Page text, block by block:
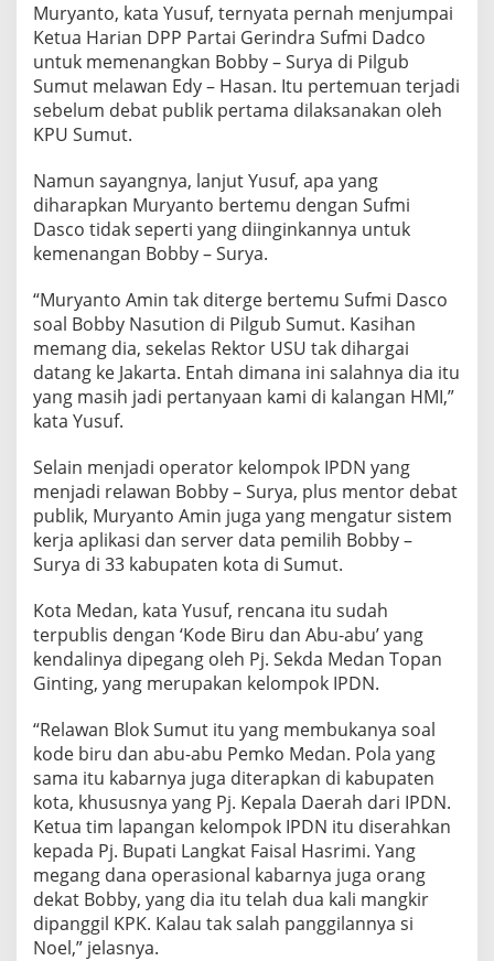
Muryanto, kata Yusuf, ternyata pernah menjumpai
Ketua Harian DPP Partai Gerindra Sufmi Dadco
untuk memenangkan Bobby – Surya di Pilgub
Sumut melawan Edy – Hasan. Itu pertemuan terjadi
sebelum debat publik pertama dilaksanakan oleh
KPU Sumut.
Namun sayangnya, lanjut Yusuf, apa yang
diharapkan Muryanto bertemu dengan Sufmi
Dasco tidak seperti yang diinginkannya untuk
kemenangan Bobby – Surya.
“Muryanto Amin tak diterge bertemu Sufmi Dasco
soal Bobby Nasution di Pilgub Sumut. Kasihan
memang dia, sekelas Rektor USU tak dihargai
datang ke Jakarta. Entah dimana ini salahnya dia itu
yang masih jadi pertanyaan kami di kalangan HMI,”
kata Yusuf.
Selain menjadi operator kelompok IPDN yang
menjadi relawan Bobby – Surya, plus mentor debat
publik, Muryanto Amin juga yang mengatur sistem
kerja aplikasi dan server data pemilih Bobby –
Surya di 33 kabupaten kota di Sumut.
Kota Medan, kata Yusuf, rencana itu sudah
terpublis dengan ‘Kode Biru dan Abu-abu’ yang
kendalinya dipegang oleh Pj. Sekda Medan Topan
Ginting, yang merupakan kelompok IPDN.
“Relawan Blok Sumut itu yang membukanya soal
kode biru dan abu-abu Pemko Medan. Pola yang
sama itu kabarnya juga diterapkan di kabupaten
kota, khususnya yang Pj. Kepala Daerah dari IPDN.
Ketua tim lapangan kelompok IPDN itu diserahkan
kepada Pj. Bupati Langkat Faisal Hasrimi. Yang
megang dana operasional kabarnya juga orang
dekat Bobby, yang dia itu telah dua kali mangkir
dipanggil KPK. Kalau tak salah panggilannya si
Noel,” jelasnya.